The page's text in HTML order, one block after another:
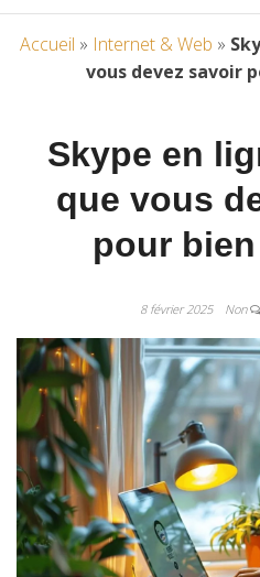
Accueil » Internet & Web »
vous devez savoir
Skype en
que vous
pour
8 février 2025 Non